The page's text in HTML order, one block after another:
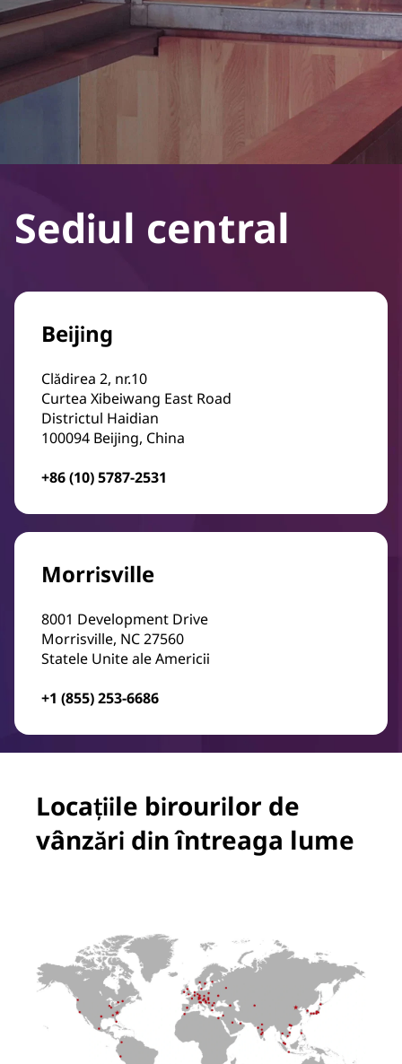
Sediul central
Beijing
Clădirea 2, nr.10
Curtea Xibeiwang East Road
Districtul Haidian
100094 Beijing, China
+86 (10) 5787-2531
Morrisville
8001 Development Drive
Morrisville, NC 27560
Statele Unite ale Americii
+1 (855) 253-6686
Locațiile birourilor de
vânzări din întreaga lume